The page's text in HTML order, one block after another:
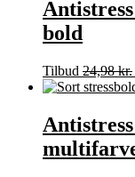
bold
Tilbud 24,98kr.